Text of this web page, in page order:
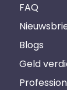
FAQ
Blogs
Geld